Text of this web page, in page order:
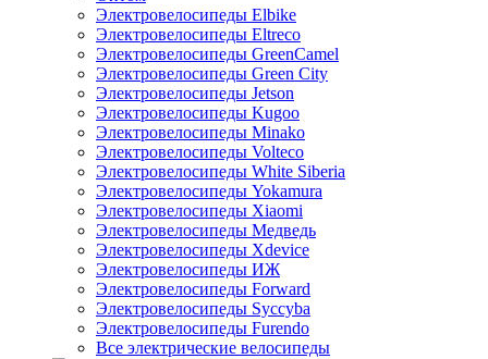
Электровелосипеды Elbike
Электровелосипеды Eltreco
Электровелосипеды GreenCamel
Электровелосипеды Green City
Электровелосипеды Jetson
Электровелосипеды Kugoo
Электровелосипеды Minako
Электровелосипеды Volteco
Электровелосипеды White Siberia
Электровелосипеды Yokamura
Электровелосипеды Xiaomi
Электровелосипеды Медведь
Электровелосипеды Xdevice
Электровелосипеды ИЖ
Электровелосипеды Forward
Электровелосипеды Syccyba
Электровелосипеды Furendo
Все электрические велосипеды